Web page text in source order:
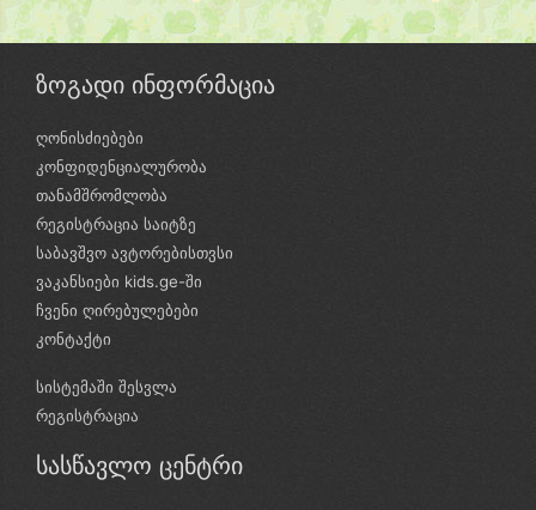
ზოგადი ინფორმაცია
ღონისძიებები
კონფიდენციალურობა
თანამშრომლობა
რეგისტრაცია საიტზე
საბავშვო ავტორებისთვსი
ვაკანსიები kids.ge-ში
ჩვენი ღირებულებები
კონტაქტი
სისტემაში შესვლა
რეგისტრაცია
სასწავლო ცენტრი